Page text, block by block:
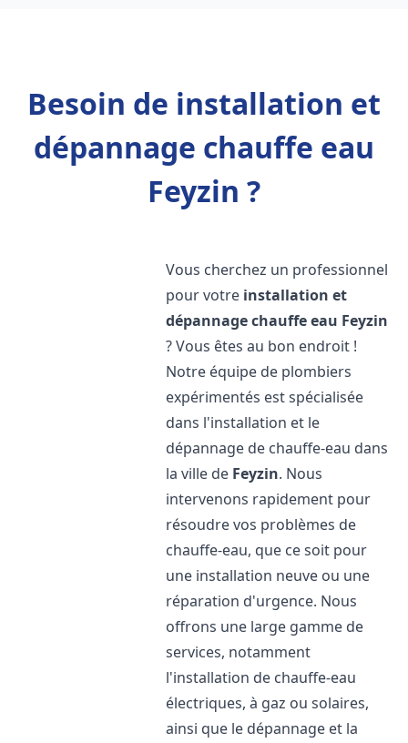
Besoin de installation et
dépannage chauffe eau
Feyzin ?
Vous cherchez un professionnel
pour votre installation et
dépannage chauffe eau Feyzin
? Vous êtes au bon endroit !
Notre équipe de plombiers
expérimentés est spécialisée
dans l'installation et le
dépannage de chauffe-eau dans
la ville de Feyzin. Nous
intervenons rapidement pour
résoudre vos problèmes de
chauffe-eau, que ce soit pour
une installation neuve ou une
réparation d'urgence. Nous
offrons une large gamme de
services, notamment
l'installation de chauffe-eau
électriques, à gaz ou solaires,
ainsi que le dépannage et la